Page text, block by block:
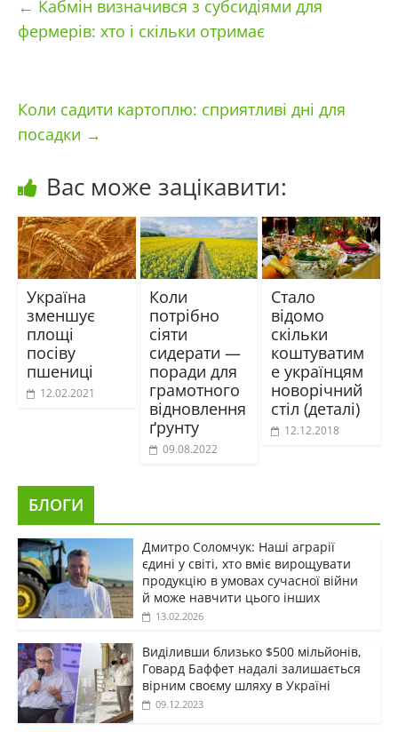
← Кабмін визначився з субсидіями для
фермерів: хто і скільки отримає
Коли садити картоплю: сприятливі дні для
посадки →
Вас може зацікавити:
Україна
зменшує
площі
посіву
пшениці
12.02.2021
Коли
потрібно
сіяти
сидерати —
поради для
грамотного
відновлення
ґрунту
09.08.2022
Стало
відомо
скільки
коштуватим
е українцям
новорічний
стіл (деталі)
12.12.2018
БЛОГИ
Дмитро Соломчук: Наші аграрії
єдині у світі, хто вміє вирощувати
продукцію в умовах сучасної війни
й може навчити цього інших
13.02.2026
Виділивши близько $500 мільйонів,
Говард Баффет надалі залишається
вірним своєму шляху в Україні
09.12.2023